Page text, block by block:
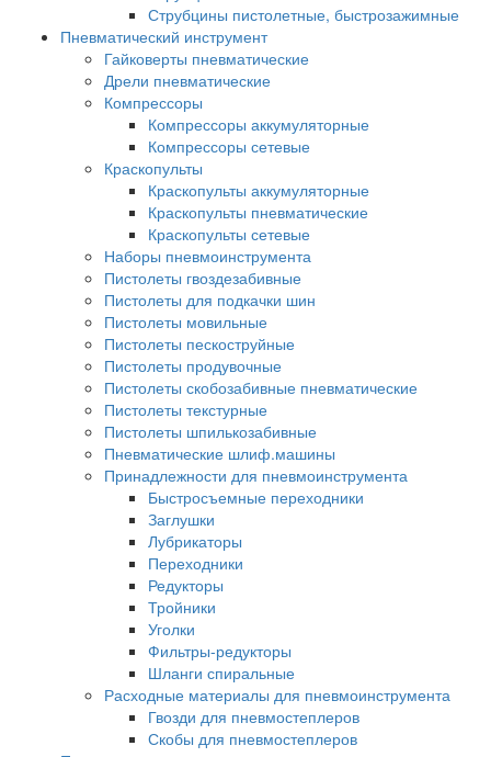
Струбцины пистолетные, быстрозажимные
Пневматический инструмент
Гайковерты пневматические
Дрели пневматические
Компрессоры
Компрессоры аккумуляторные
Компрессоры сетевые
Краскопульты
Краскопульты аккумуляторные
Краскопульты пневматические
Краскопульты сетевые
Наборы пневмоинструмента
Пистолеты гвоздезабивные
Пистолеты для подкачки шин
Пистолеты мовильные
Пистолеты пескоструйные
Пистолеты продувочные
Пистолеты скобозабивные пневматические
Пистолеты текстурные
Пистолеты шпилькозабивные
Пневматические шлиф.машины
Принадлежности для пневмоинструмента
Быстросъемные переходники
Заглушки
Лубрикаторы
Переходники
Редукторы
Тройники
Уголки
Фильтры-редукторы
Шланги спиральные
Расходные материалы для пневмоинструмента
Гвозди для пневмостеплеров
Скобы для пневмостеплеров